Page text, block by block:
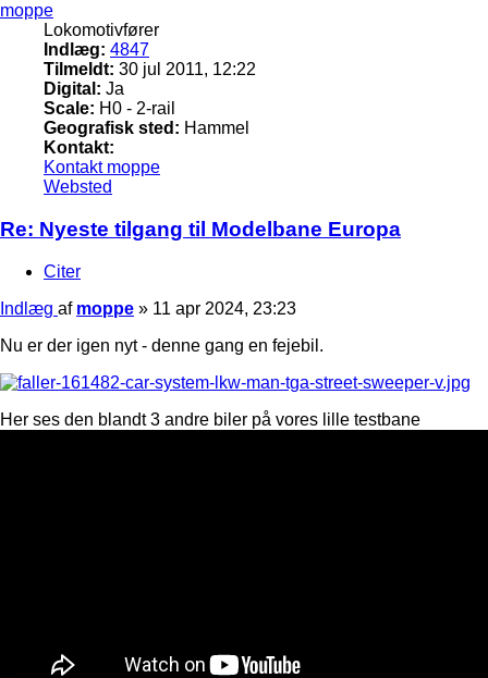
moppe
Lokomotivfører
Indlæg: 4847
Tilmeldt: 30 jul 2011, 12:22
Digital: Ja
Scale: H0 - 2-rail
Geografisk sted: Hammel
Kontakt:
Kontakt moppe
Websted
Re: Nyeste tilgang til Modelbane Europa
Citer
Indlæg af moppe » 11 apr 2024, 23:23
Nu er der igen nyt - denne gang en fejebil.
Her ses den blandt 3 andre biler på vores lille testbane